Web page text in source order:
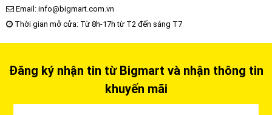
Email: info@bigmart.com.vn
Thời gian mở cửa: Từ 8h-17h từ T2 đến sáng T7
Đăng ký nhận tin từ Bigmart và nhận thông tin
khuyến mãi